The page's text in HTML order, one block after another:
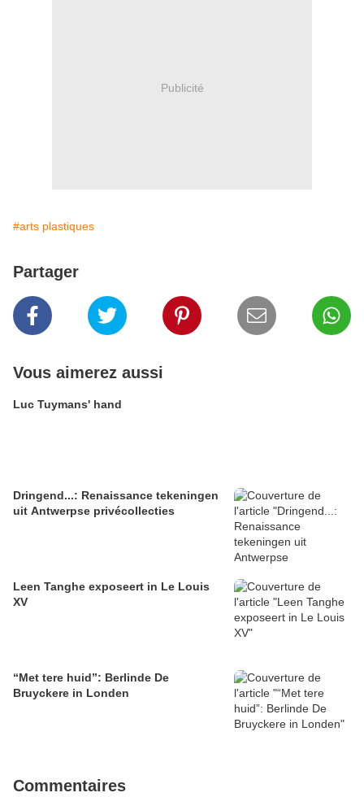
Publicité
#arts plastiques
Partager
Vous aimerez aussi
Luc Tuymans' hand
Dringend...: Renaissance tekeningen
uit Antwerpse privécollecties
Leen Tanghe exposeert in Le Louis
XV
“Met tere huid”: Berlinde De
Bruyckere in Londen
Commentaires